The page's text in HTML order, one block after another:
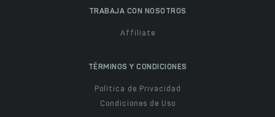
TRABAJA CON NOSOTROS
Affiliate
TÉRMINOS Y CONDICIONES
Política de Privacidad
Condiciones de Uso